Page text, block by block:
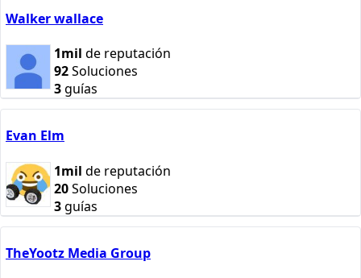
Walker wallace
1mil de reputación
92Soluciones
3guías
Evan Elm
1mil de reputación
20Soluciones
3guías
TheYootz Media Group